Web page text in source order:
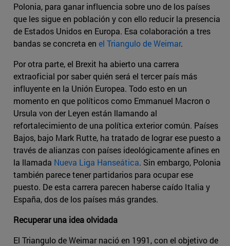
Polonia, para ganar influencia sobre uno de los países
que les sigue en población y con ello reducir la presencia
de Estados Unidos en Europa. Esa colaboración a tres
bandas se concreta en el Triangulo de Weimar.
Por otra parte, el Brexit ha abierto una carrera
extraoficial por saber quién será el tercer país más
influyente en la Unión Europea. Todo esto en un
momento en que políticos como Emmanuel Macron o
Ursula von der Leyen están llamando al
refortalecimiento de una política exterior común. Países
Bajos, bajo Mark Rutte, ha tratado de lograr ese puesto a
través de alianzas con países ideológicamente afines en
la llamada Nueva Liga Hanseática. Sin embargo, Polonia
también parece tener partidarios para ocupar ese
puesto. De esta carrera parecen haberse caído Italia y
España, dos de los países más grandes.
Recuperar una idea olvidada
El Triangulo de Weimar nació en 1991, con el objetivo de